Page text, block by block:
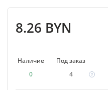
8.26 BYN
Наличие Под заказ
0
4